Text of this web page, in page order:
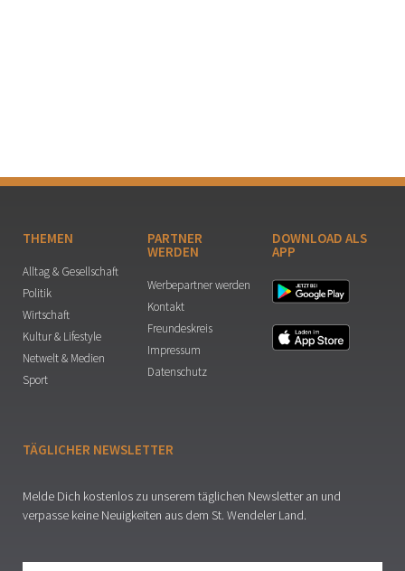
THEMEN
Alltag & Gesellschaft
Politik
Wirtschaft
Kultur & Lifestyle
Netwelt & Medien
Sport
PARTNER
WERDEN
Werbepartner werden
Kontakt
Freundeskreis
Impressum
Datenschutz
DOWNLOAD ALS
APP
TÄGLICHER NEWSLETTER
Melde Dich kostenlos zu unserem täglichen Newsletter an und
verpasse keine Neuigkeiten aus dem St. Wendeler Land.